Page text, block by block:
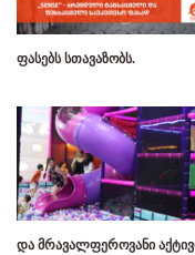
ფასებს სთავაზობს.
და მრავალფეროვანი